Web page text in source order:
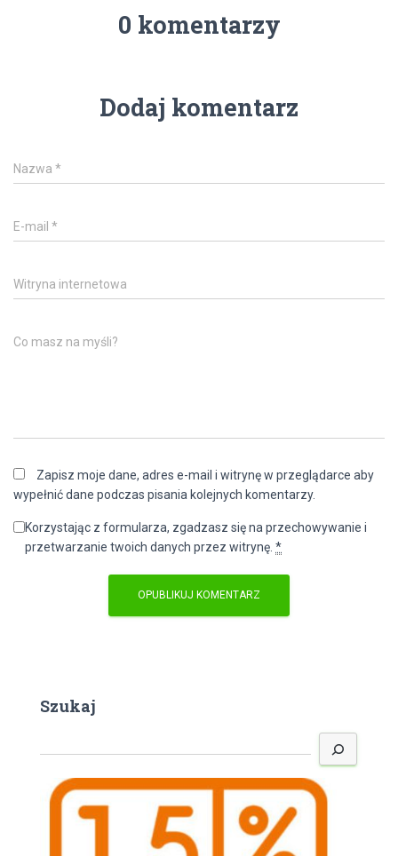
0 komentarzy
Dodaj komentarz
Nazwa *
E-mail *
Witryna internetowa
Co masz na myśli?
Zapisz moje dane, adres e-mail i witrynę w przeglądarce aby
wypełnić dane podczas pisania kolejnych komentarzy.
Korzystając z formularza, zgadzasz się na przechowywanie i
przetwarzanie twoich danych przez witrynę. *
Szukaj
z